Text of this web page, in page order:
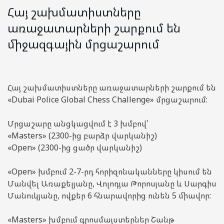
Հայ շախմատիստները
առաջատարների շարքում են
միջազգային մրցաշարում
Հայ շախմատիստները առաջատարների շարքում են
«Dubai Police Global Chess Challenge» մրցաշարում:
Մրցաշարը անցկացվում է 3 խմբով՝
«Masters» (2300-ից բարձր վարկանիշ)
«Open» (2300-ից ցածր վարկանիշ)
«Open» խմբում 2-7-րդ հորիզոնականները կիսում են
Մանվել Առաքելյանը, Վոլոդյա Թորոսյանը և Սարգիս
Մանուկյանը, ովքեր 6 հնարավորից ունեն 5 միավոր:
«Masters» խմբում գրոսմայստերներ Շանթ